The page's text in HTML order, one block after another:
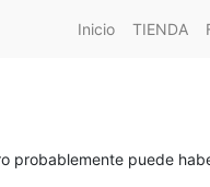
Inicio TIENDA
probablemente puede